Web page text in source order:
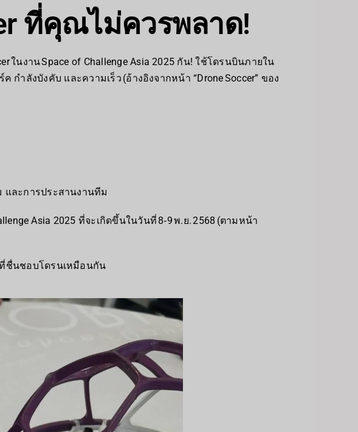
ที่คุณไม่ควรพลาด!
นงาน Space of Challenge Asia 2025 กัน! ใช้โดรนบินภายใน
กำลังบังคับ และความเร็ว (อ้างอิงจากหน้า “Drone Soccer” ของ
และการประสานงานทีม
Asia 2025 ที่จะเกิดขึ้นในวันที่ 8‑9 พ.ย. 2568 (ตามหน้า
ชื่นชอบโดรนเหมือนกัน